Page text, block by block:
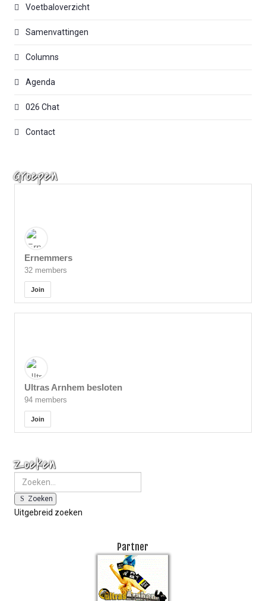
Voetbaloverzicht
Samenvattingen
Columns
Agenda
026 Chat
Contact
Groepen
Ernemmers
32 members
Join
Ultras Arnhem besloten
94 members
Join
Zoeken
Zoeken
Uitgebreid zoeken
Partner